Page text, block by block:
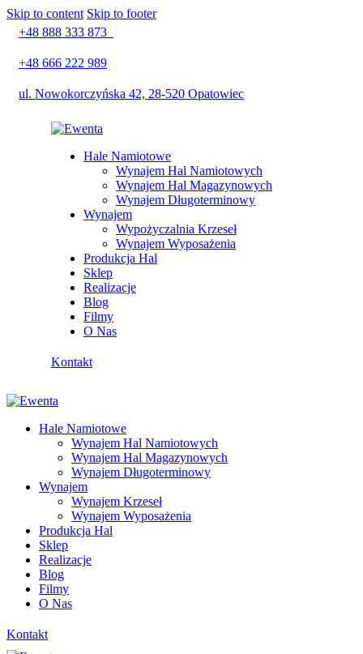
Skip to content Skip to footer
+48 888 333 873
+48 666 222 989
ul. Nowokorczyńska 42, 28-520 Opatowiec
Hale Namiotowe
Wynajem Hal Namiotowych
Wynajem Hal Magazynowych
Wynajem Długoterminowy
Wynajem
Wypożyczalnia Krzeseł
Wynajem Wyposażenia
Produkcja Hal
Sklep
Realizacje
Blog
Filmy
O Nas
Kontakt
Hale Namiotowe
Wynajem Hal Namiotowych
Wynajem Hal Magazynowych
Wynajem Długoterminowy
Wynajem
Wynajem Krzeseł
Wynajem Wyposażenia
Produkcja Hal
Sklep
Realizacje
Blog
Filmy
O Nas
Kontakt